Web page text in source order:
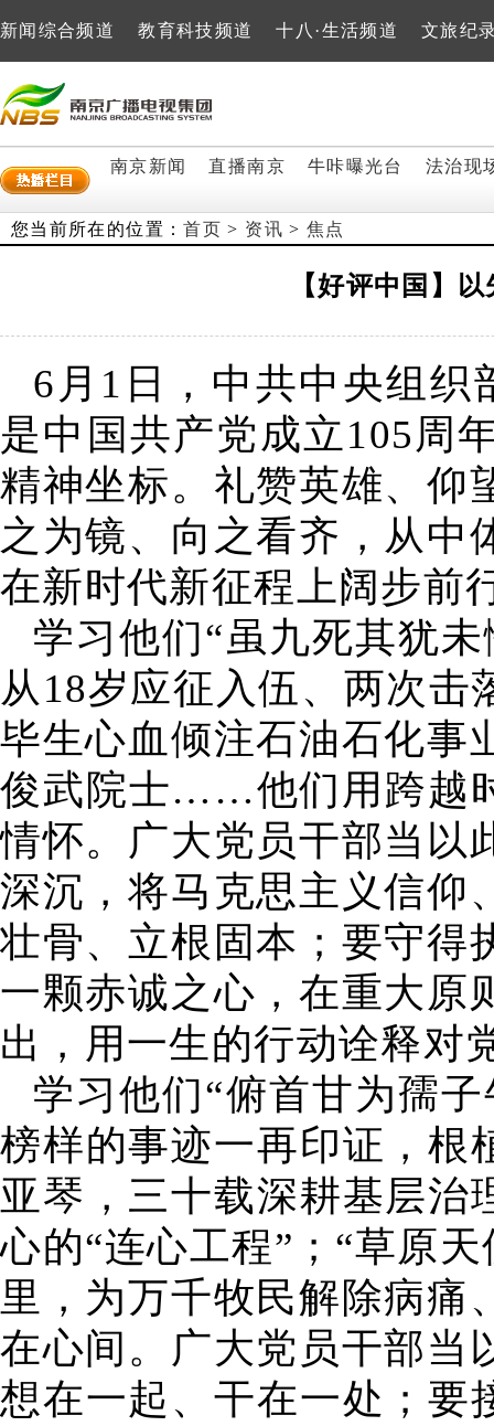
新闻综合频道 教育科技频道 十八·生活频道 文旅纪
南京新闻 直播南京 牛咔曝光台 法治现
您当前所在的位置：首页 > 资讯 >焦点
【好评中国】
6月1日，中共中央组织
是中国共产党成立105周
精神坐标。礼赞英雄、仰
之为镜、向之看齐，从中
在新时代新征程上阔步前
学习他们“虽九死其犹
从18岁应征入伍、两次
毕生心血倾注石油石化事
俊武院士……他们用跨越
情怀。广大党员干部当以
深沉，将马克思主义信仰
壮骨、立根固本；要守得
一颗赤诚之心，在重大原
出，用一生的行动诠释对
学习他们“俯首甘为孺
榜样的事迹一再印证，根
亚琴，三十载深耕基层治
心的“连心工程”；“草原
里，为万千牧民解除病痛
在心间。广大党员干部当
想在一起、干在一处；要